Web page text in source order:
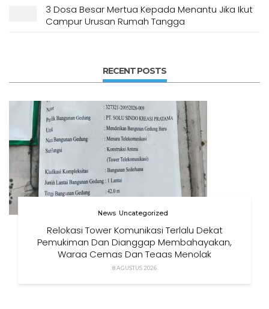
3 Dosa Besar Mertua Kepada Menantu Jika Ikut
Campur Urusan Rumah Tangga
RECENT POSTS
News Uncategorized
Relokasi Tower Komunikasi Terlalu Dekat
Pemukiman Dan Dianggap Membahayakan,
Warga Cemas Dan Tegas Menolak
8 AGUSTUS 2026